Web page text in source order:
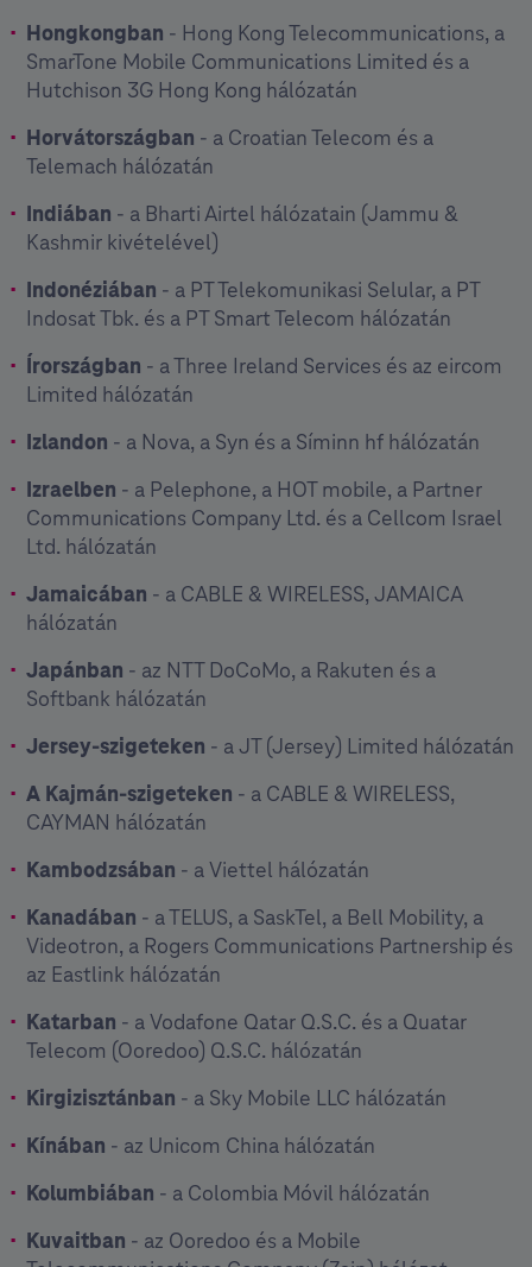
Hongkongban - Hong Kong Telecommunications, a
SmarTone Mobile Communications Limited és a
Hutchison 3G Hong Kong hálózatán
Horvátországban - a Croatian Telecom és a
Telemach hálózatán
Indiában - a Bharti Airtel hálózatain (Jammu &
Kashmir kivételével)
Indonéziában - a PT Telekomunikasi Selular, a PT
Indosat Tbk. és a PT Smart Telecom hálózatán
Írországban - a Three Ireland Services és az eircom
Limited hálózatán
Izlandon - a Nova, a Syn és a Síminn hf hálózatán
Izraelben - a Pelephone, a HOT mobile, a Partner
Communications Company Ltd. és a Cellcom Israel
Ltd. hálózatán
Jamaicában - a CABLE & WIRELESS, JAMAICA
hálózatán
Japánban - az NTT DoCoMo, a Rakuten és a
Softbank hálózatán
Jersey-szigeteken - a JT (Jersey) Limited hálózatán
A Kajmán-szigeteken - a CABLE & WIRELESS,
CAYMAN hálózatán
Kambodzsában - a Viettel hálózatán
Kanadában - a TELUS, a SaskTel, a Bell Mobility, a
Videotron, a Rogers Communications Partnership és
az Eastlink hálózatán
Katarban - a Vodafone Qatar Q.S.C. és a Quatar
Telecom (Ooredoo) Q.S.C. hálózatán
Kirgizisztánban - a Sky Mobile LLC hálózatán
Kínában - az Unicom China hálózatán
Kolumbiában - a Colombia Móvil hálózatán
Kuvaitban - az Ooredoo és a Mobile